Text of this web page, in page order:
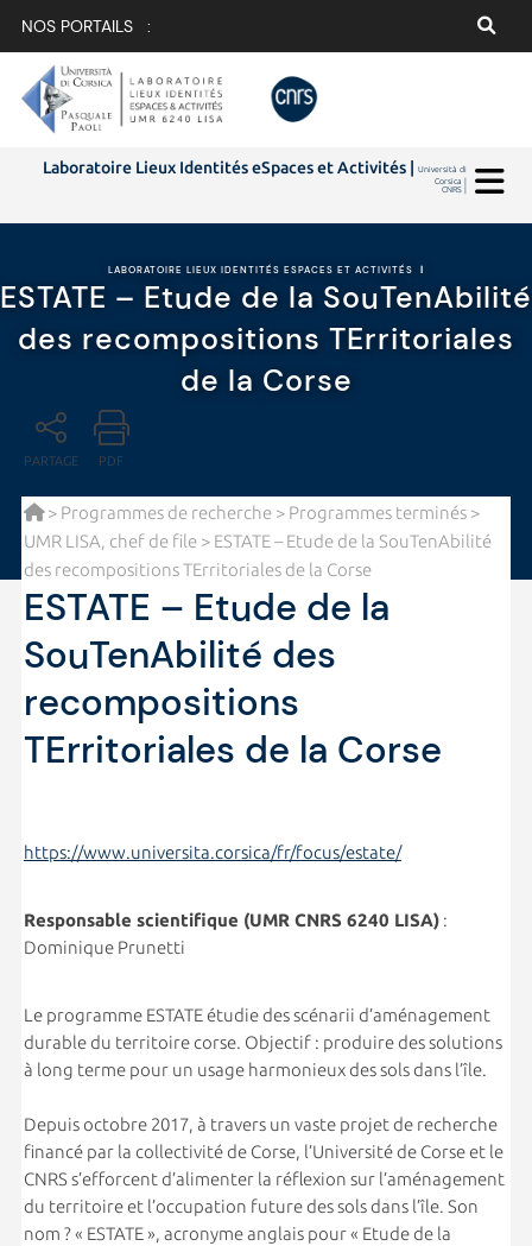
NOS PORTAILS :
Laboratoire Lieux Identités eSpaces et Activités |Università di
Corsica |
CNRS |
LABORATOIRE LIEUX IDENTITÉS ESPACES ET ACTIVITÉS |
ESTATE – Etude de la SouTenAbilité
des recompositions TErritoriales
de la Corse
PARTAGE PDF
> Programmes de recherche> Programmes terminés>
UMR LISA, chef de file> ESTATE – Etude de la SouTenAbilité
des recompositions TErritoriales de la Corse
ESTATE – Etude de la
SouTenAbilité des
recompositions
TErritoriales de la Corse
https://www.universita.corsica/fr/focus/estate/
Responsable scientifique (UMR CNRS 6240 LISA):
Dominique Prunetti
Le programme ESTATE étudie des scénarii d’aménagement
durable du territoire corse. Objectif : produire des solutions
à long terme pour un usage harmonieux des sols dans l’île.
Depuis octobre 2017, à travers un vaste projet de recherche
financé par la collectivité de Corse, l’Université de Corse et le
CNRS s’efforcent d’alimenter la réflexion sur l’aménagement
du territoire et l’occupation future des sols dans l’île. Son
nom ? « ESTATE », acronyme anglais pour « Etude de la